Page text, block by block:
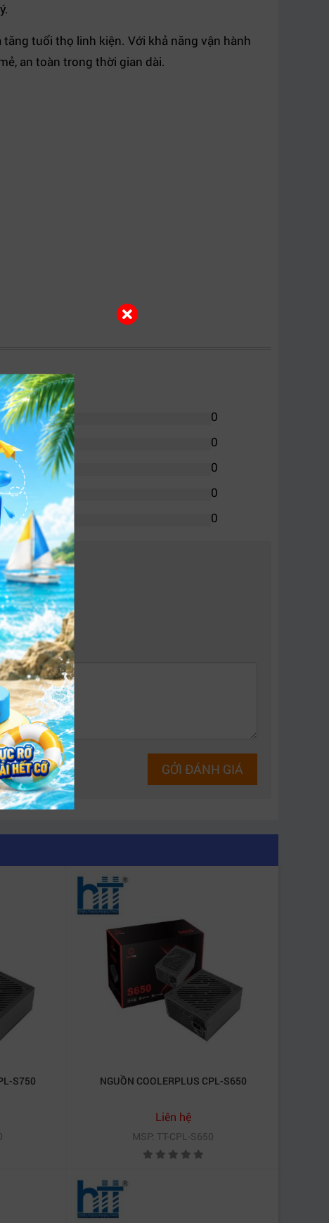
tuổi thọ linh kiện. Với khả năng vận hành
an toàn trong thời gian dài.
(bảo vệ quá áp), SCP (bảo vệ chạm tải) và
phòng tránh sự cố cháy nổ, hư hại linh kiện khi
yên tâm khi vận hành trong thời gian dài.
và tiêu chuẩn sản xuất nghiêm ngặt.
sự an tâm tuyệt đối cho khách hàng cá nhân
tốttại thị trường Việt Nam.
đa. Với công nghệ chuyển đổi hiệu suất cao,
hợp cho các văn phòng hoặc hệ thống làm
0
0
0
0
0
GỞI ĐÁNH GIÁ
S750 NGUỒN COOLERPLUS CPL-S650
Liên hệ
MSP: TT-CPL-S650